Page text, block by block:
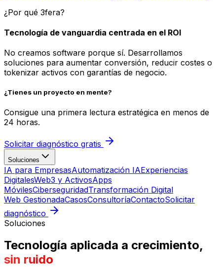
¿Por qué 3fera?
Tecnología de vanguardia centrada en el ROI
No creamos software porque sí. Desarrollamos
soluciones para aumentar conversión, reducir costes o
tokenizar activos con garantías de negocio.
¿Tienes un proyecto en mente?
Consigue una primera lectura estratégica en menos de
24 horas.
Solicitar diagnóstico gratis
Soluciones
IA para EmpresasAutomatización IAExperiencias
DigitalesWeb3 y ActivosApps
MóvilesCiberseguridadTransformación Digital
Web GestionadaCasosConsultoríaContactoSolicitar
diagnóstico
Soluciones
Tecnología aplicada a crecimiento,
sin ruido